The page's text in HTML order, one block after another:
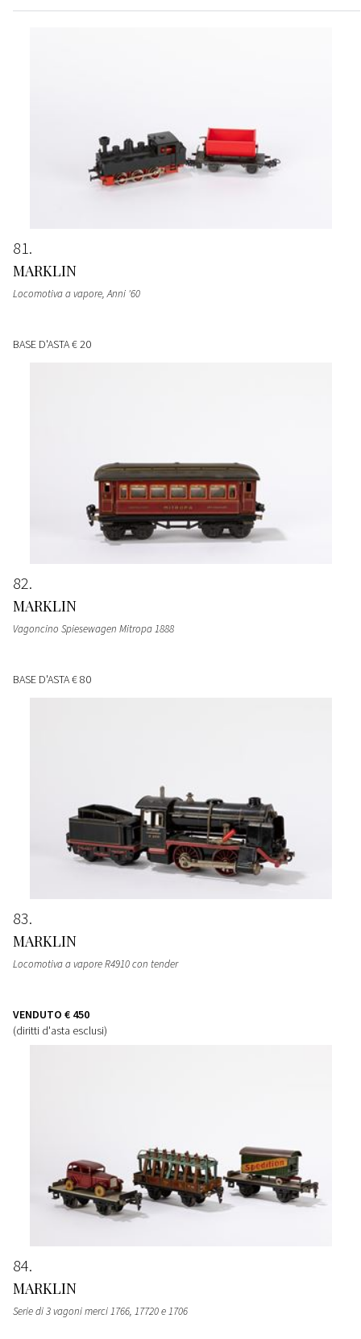
81
MARKLIN
Locomotiva a vapore, Anni '60
BASE D'ASTA€ 20
82
MARKLIN
Vagoncino Spiesewagen Mitropa 1888
BASE D'ASTA€ 80
83
MARKLIN
Locomotiva a vapore R4910 con tender
VENDUTO € 450
(diritti d'asta esclusi)
84
MARKLIN
Serie di 3 vagoni merci 1766, 17720 e 1706